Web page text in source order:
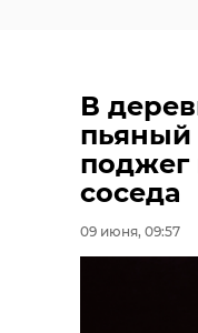
В
поджег
соседа
09 июня, 09:57